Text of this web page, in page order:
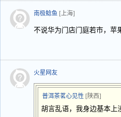
南极鲶鱼 [上海]
不说华为门店门庭若市，苹
火星网友
普洱茶茗心见性 [陕西]
胡言乱语，我身边基本上